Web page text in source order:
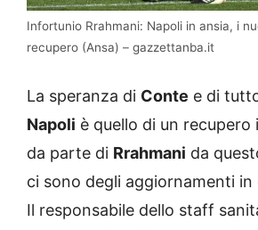
Infortunio Rrahmani: Napoli in ansia, i
recupero (Ansa) – gazzettanba.it
La speranza di Conte e di
Napoli è quello di un
da parte di Rrahmani da
ci sono degli aggiornamenti in
Il responsabile dello staff